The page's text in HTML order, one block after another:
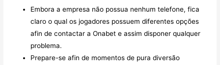
Embora a empresa não possua nenhum telefone, fica
claro o qual os jogadores possuem diferentes opções
afin de contactar a Onabet e assim disponer qualquer
problema.
Prepare-se afin de momentos de pura diversão